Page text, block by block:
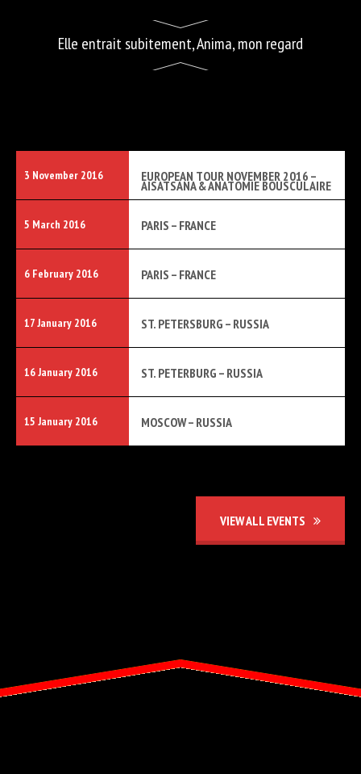
Elle entrait subitement, Anima, mon regard
3 November 2016 EUROPEAN TOUR NOVEMBER 2016 –
AISATSANA & ANATOMIE BOUSCULAIRE
5 March 2016 PARIS – FRANCE
6 February 2016 PARIS – FRANCE
17 January 2016 ST. PETERSBURG – RUSSIA
16 January 2016 ST. PETERBURG – RUSSIA
15 January 2016 MOSCOW – RUSSIA
VIEW ALL EVENTS